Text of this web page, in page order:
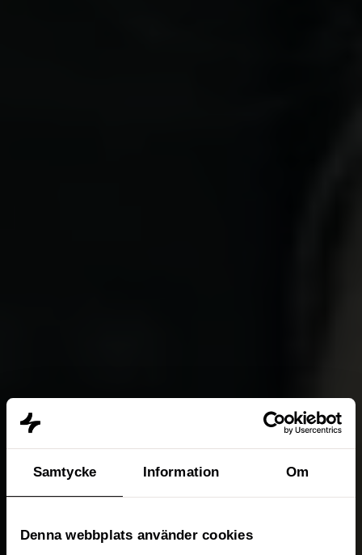
Samtycke Information Om
Denna webbplats använder cookies